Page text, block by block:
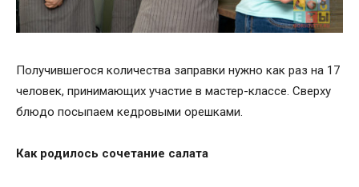
Получившегося количества заправки нужно как раз на 17
человек, принимающих участие в мастер-классе. Сверху
блюдо посыпаем кедровыми орешками.
Как родилось сочетание салата